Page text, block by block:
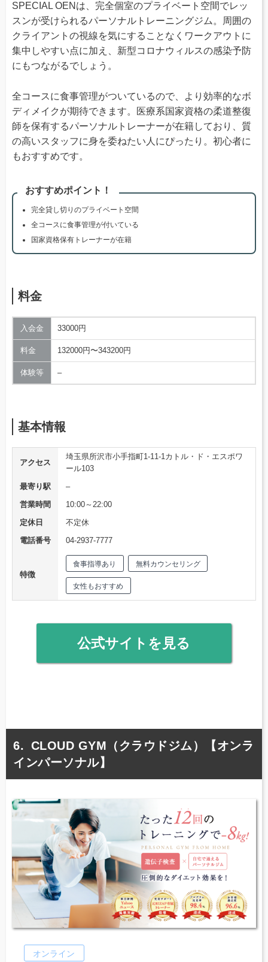
SPECIAL OENは、完全個室のプライベート空間でレッ
スンが受けられるパーソナルトレーニングジム。周囲の
クライアントの視線を気にすることなくワークアウトに
集中しやすい点に加え、新型コロナウィルスの感染予防
にもつながるでしょう。
全コースに食事管理がついているので、より効率的なボ
ディメイクが期待できます。医療系国家資格の柔道整復
師を保有するパーソナルトレーナーが在籍しており、質
の高いスタッフに身を委ねたい人にぴったり。初心者に
もおすすめです。
おすすめポイント！
完全貸し切りのプライベート空間
全コースに食事管理が付いている
国家資格保有トレーナーが在籍
料金
入会金 33000円
料金 132000円〜343200円
体験等 –
基本情報
アクセス
埼玉県所沢市小手指町1-11-1カトル・ド・エスポワ
ール103
最寄り駅
–
営業時間
10:00～22:00
定休日
不定休
電話番号
04-2937-7777
特徴
食事指導あり 無料カウンセリング
女性もおすすめ
公式サイトを見る
CLOUD GYM（クラウドジム）【オンラ
インパーソナル】
オンライン